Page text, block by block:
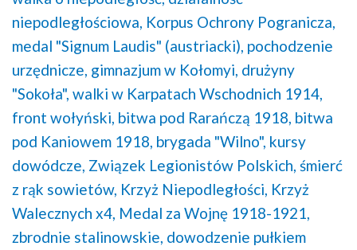
niepodległościowa, Korpus Ochrony Pogranicza,
medal "Signum Laudis" (austriacki), pochodzenie
urzędnicze, gimnazjum w Kołomyi, drużyny
"Sokoła", walki w Karpatach Wschodnich 1914,
front wołyński, bitwa pod Rarańczą 1918, bitwa
pod Kaniowem 1918, brygada "Wilno", kursy
dowódcze, Związek Legionistów Polskich, śmierć
z rąk sowietów, Krzyż Niepodległości, Krzyż
Walecznych x4, Medal za Wojnę 1918-1921,
zbrodnie stalinowskie, dowodzenie pułkiem